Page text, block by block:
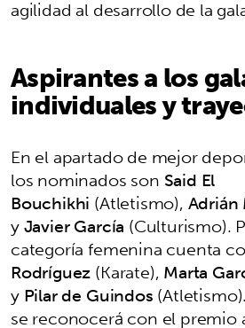
agilidad al desarrollo de la
Aspirantes a los
individuales y
En el apartado de mejor
los nominados son Said El
Bouchikhi (Atletismo),
yJavier García (Culturismo).
categoría femenina cuenta
Rodríguez(Karate),Marta
yPilar de Guindos
se reconocerá con el premio